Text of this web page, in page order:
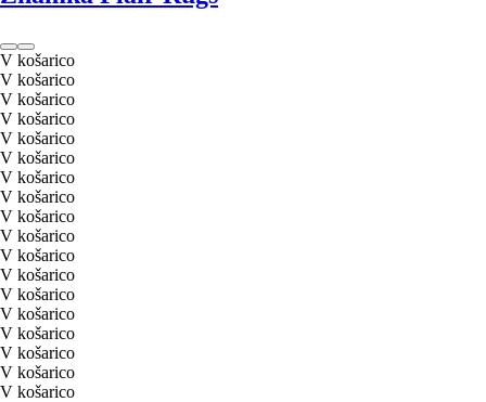
V košarico
V košarico
V košarico
V košarico
V košarico
V košarico
V košarico
V košarico
V košarico
V košarico
V košarico
V košarico
V košarico
V košarico
V košarico
V košarico
V košarico
V košarico